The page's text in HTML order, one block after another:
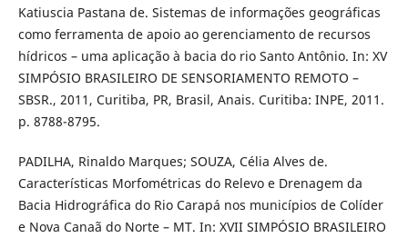
Katiuscia Pastana de. Sistemas de informações geográficas
como ferramenta de apoio ao gerenciamento de recursos
hídricos – uma aplicação à bacia do rio Santo Antônio. In: XV
SIMPÓSIO BRASILEIRO DE SENSORIAMENTO REMOTO –
SBSR., 2011, Curitiba, PR, Brasil, Anais. Curitiba: INPE, 2011.
p. 8788-8795.
PADILHA, Rinaldo Marques; SOUZA, Célia Alves de.
Características Morfométricas do Relevo e Drenagem da
Bacia Hidrográfica do Rio Carapá nos municípios de Colíder
e Nova Canaã do Norte – MT. In: XVII SIMPÓSIO BRASILEIRO